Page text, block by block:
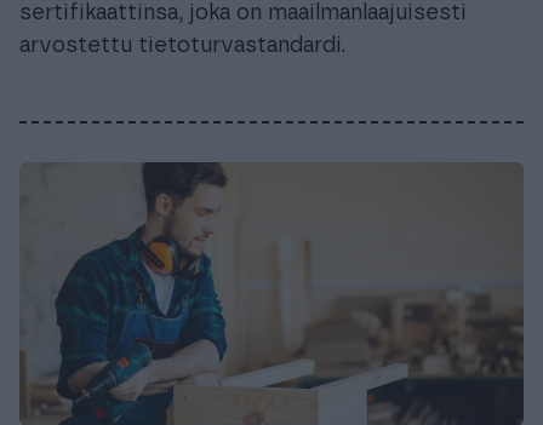
sertifikaattinsa, joka on maailmanlaajuisesti
arvostettu tietoturvastandardi.